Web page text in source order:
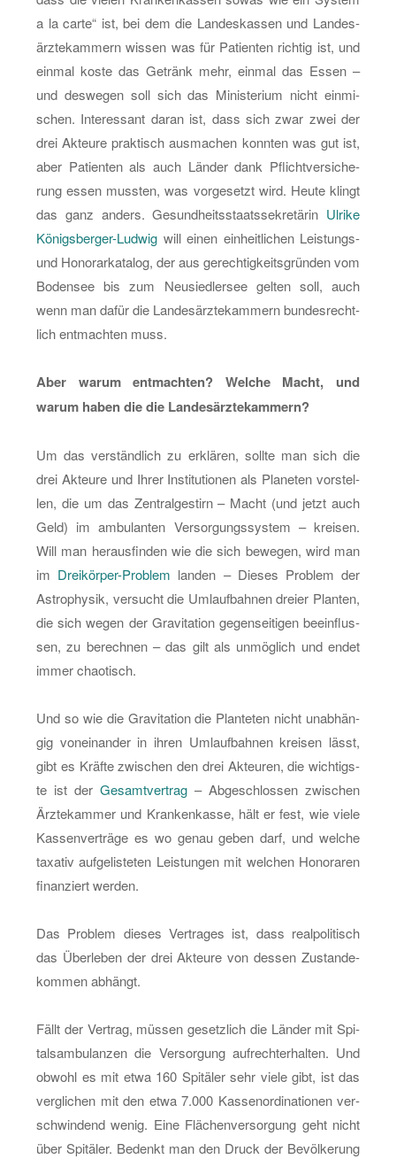
a la carte“ ist, bei dem die Lan­des­kas­sen und Lan­des­
ärz­te­kam­mern wis­sen was für Pa­ti­en­ten rich­tig ist, und
ein­mal koste das Ge­tränk mehr, ein­mal das Essen –
und des­we­gen soll sich das Mi­nis­te­ri­um nicht ein­mi­
schen. In­ter­es­sant daran ist, dass sich zwar zwei der
drei Ak­teu­re prak­tisch aus­ma­chen konn­ten was gut ist,
aber Pa­ti­en­ten als auch Län­der dank Pflicht­ver­si­che­
rung essen muss­ten, was vor­ge­setzt wird. Heute klingt
das ganz an­ders. Ge­sund­heits­staats­se­kre­tä­rin Ul­ri­ke
Kö­nigs­ber­ger-Lud­wig will einen ein­heit­li­chen Leis­tungs-
und Ho­no­rar­ka­ta­log, der aus ge­rech­tig­keits­grün­den vom
Bo­den­see bis zum Neu­sied­ler­see gel­ten soll, auch
wenn man dafür die Lan­des­ärz­te­kam­mern bun­des­recht­
lich ent­mach­ten muss.
Aber warum ent­mach­ten? Wel­che Macht, und
warum haben die die Lan­des­ärz­te­kam­mern?
Um das ver­ständ­lich zu er­klä­ren, soll­te man sich die
drei Ak­teu­re und Ihrer In­sti­tu­tio­nen als Pla­ne­ten vor­stel­
len, die um das Zen­tral­ge­stirn – Macht (und jetzt auch
Geld) im am­bu­lan­ten Ver­sor­gungs­sys­tem – krei­sen.
Will man her­aus­fin­den wie die sich be­we­gen, wird man
im Drei­kör­per-Pro­blem lan­den – Die­ses Pro­blem der
As­tro­phy­sik, ver­sucht die Um­lauf­bah­nen drei­er Plan­ten,
die sich wegen der Gra­vi­ta­ti­on ge­gen­sei­ti­gen be­ein­flus­
sen, zu be­rech­nen – das gilt als un­mög­lich und endet
immer chao­tisch.
Und so wie die Gra­vi­ta­ti­on die Plan­te­ten nicht un­ab­hän­
gig von­ein­an­der in ihren Um­lauf­bah­nen krei­sen lässt,
gibt es Kräf­te zwi­schen den drei Ak­teu­ren, die wich­tigs­
te ist der Ge­samt­ver­trag – Ab­ge­schlos­sen zwi­schen
Ärz­te­kam­mer und Kran­ken­kas­se, hält er fest, wie viele
Kas­sen­ver­trä­ge es wo genau geben darf, und wel­che
ta­xa­tiv auf­ge­lis­te­ten Leis­tun­gen mit wel­chen Ho­no­ra­ren
fi­nan­ziert wer­den.
Das Pro­blem die­ses Ver­tra­ges ist, dass re­al­po­li­tisch
das Über­le­ben der drei Ak­teu­re von des­sen Zu­stan­de­
kom­men ab­hängt.
Fällt der Ver­trag, müs­sen ge­setz­lich die Län­der mit Spi­
tals­am­bu­lan­zen die Ver­sor­gung auf­recht­er­hal­ten. Und
ob­wohl es mit etwa 160 Spi­tä­ler sehr viele gibt, ist das
ver­gli­chen mit den etwa 7.000 Kas­sen­or­di­na­tio­nen ver­
schwin­dend wenig. Eine Flä­chen­ver­sor­gung geht nicht
über Spi­tä­ler. Be­denkt man den Druck der Be­völ­ke­rung